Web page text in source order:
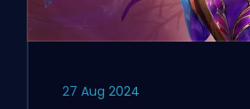
27 Aug 2024